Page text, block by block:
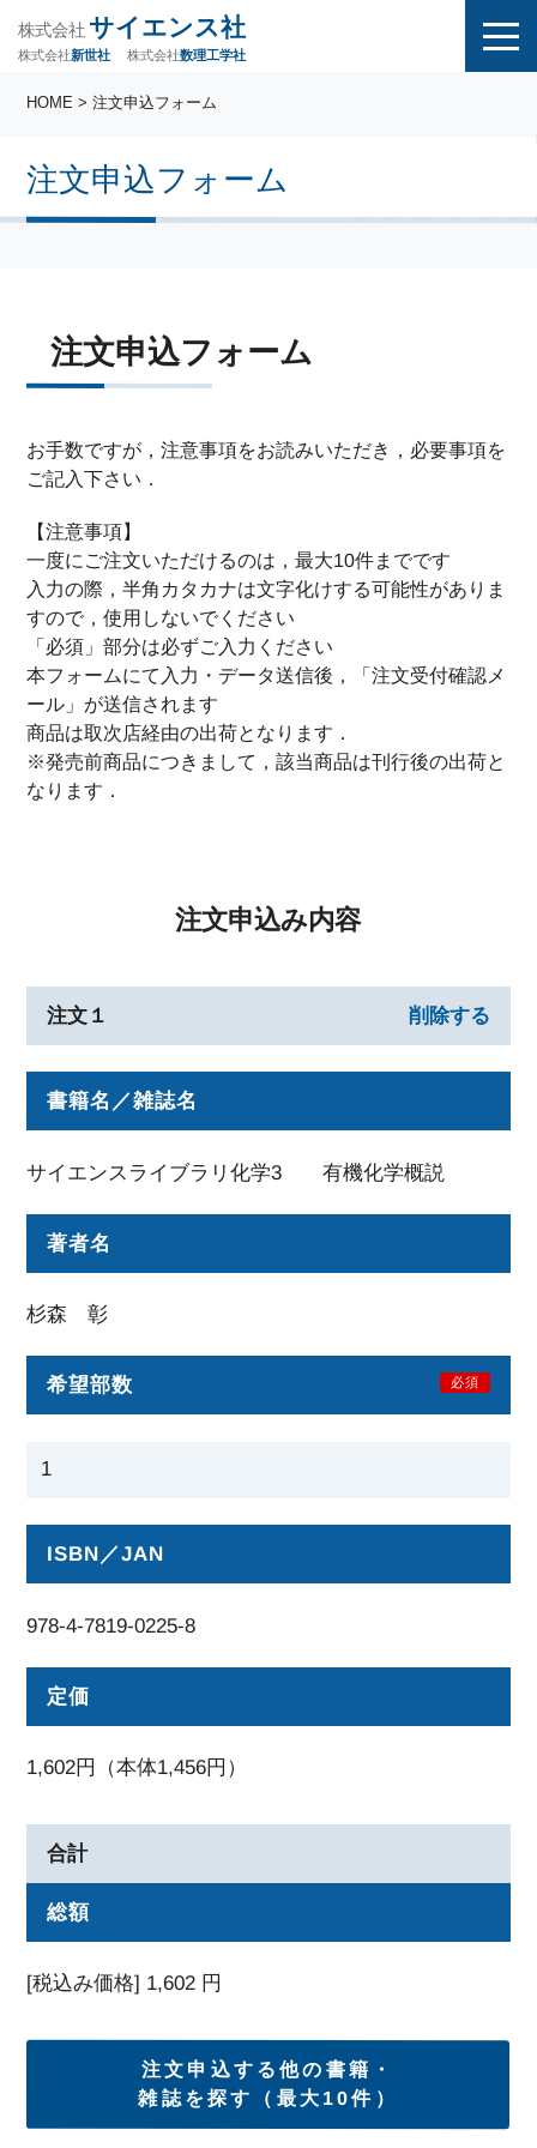
株式会社 サイエンス社
株式会社新世社 株式会社数理工学社
注文申込フォーム
HOME > 注文申込フォーム
注文申込フォーム
お手数ですが，注意事項をお読みいただき，必要事項を
ご記入下さい．
【注意事項】
一度にご注文いただけるのは，最大10件までです
入力の際，半角カタカナは文字化けする可能性がありま
すので，使用しないでください
「必須」部分は必ずご入力ください
本フォームにて入力・データ送信後，「注文受付確認メ
ール」が送信されます
商品は取次店経由の出荷となります．
※発売前商品につきまして，該当商品は刊行後の出荷と
なります．
注文申込み内容
注文１ 削除する
書籍名／雑誌名
サイエンスライブラリ化学3 有機化学概説
著者名
杉森 彰
希望部数 必須
ISBN／JAN
978-4-7819-0225-8
定価
1,602円（本体1,456円）
合計
総額
[税込み価格] 1,602 円
注文申込する他の書籍・
雑誌を探す（最大10件）